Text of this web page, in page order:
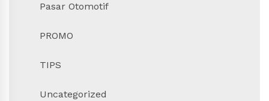
Pasar Otomotif
PROMO
TIPS
Uncategorized